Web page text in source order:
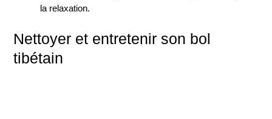
la relaxation.
Nettoyer et entretenir son bol
tibétain